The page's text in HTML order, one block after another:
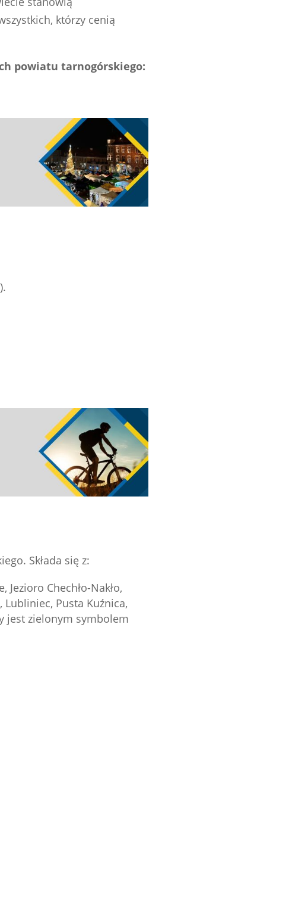
którzy cenią
powiatu tarnogórskiego:
Składa się z:
Chechło-Nakło,
Lubliniec, Pusta Kuźnica,
jest zielonym symbolem